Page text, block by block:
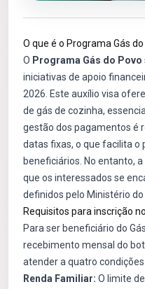
O que é o Programa Gás do
O Programa Gás do Povo
iniciativas de apoio
2026. Este auxílio visa
de gás de cozinha,
gestão dos pagamentos é
datas fixas, o que facilita o
beneficiários. No entanto,
que os interessados se
definidos pelo Ministério
Requisitos para inscrição
Para ser beneficiário do
recebimento mensal do
atender a quatro
Renda Familiar: O limite